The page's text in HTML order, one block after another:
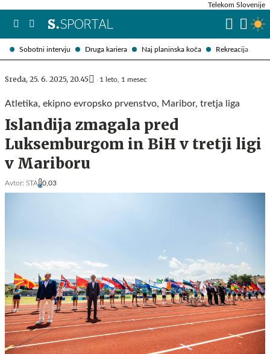
Sobotni intervju Druga kariera Naj planinska koča Rekreacija
Telekom Slovenije
Sreda, 25. 6. 2025, 20.45 1 leto, 1 mesec
Atletika, ekipno evropsko prvenstvo, Maribor, tretja liga
Islandija zmagala pred
Luksemburgom in BiH v tretji ligi
v Mariboru
Avtor: STA 0,03